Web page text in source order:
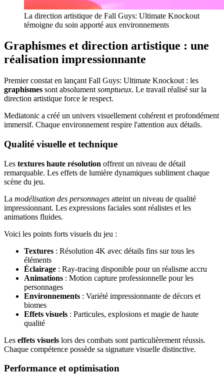
La direction artistique de Fall Guys: Ultimate Knockout
témoigne du soin apporté aux environnements
Graphismes et direction artistique : une
réalisation impressionnante
Premier constat en lançant Fall Guys: Ultimate Knockout : les
graphismes sont absolument somptueux. Le travail réalisé sur la
direction artistique force le respect.
Mediatonic a créé un univers visuellement cohérent et profondément
immersif. Chaque environnement respire l'attention aux détails.
Qualité visuelle et technique
Les textures haute résolution offrent un niveau de détail
remarquable. Les effets de lumière dynamiques subliment chaque
scène du jeu.
La modélisation des personnages atteint un niveau de qualité
impressionnant. Les expressions faciales sont réalistes et les
animations fluides.
Voici les points forts visuels du jeu :
Textures : Résolution 4K avec détails fins sur tous les
éléments
Éclairage : Ray-tracing disponible pour un réalisme accru
Animations : Motion capture professionnelle pour les
personnages
Environnements : Variété impressionnante de décors et
biomes
Effets visuels : Particules, explosions et magie de haute
qualité
Les effets visuels lors des combats sont particulièrement réussis.
Chaque compétence possède sa signature visuelle distinctive.
Performance et optimisation